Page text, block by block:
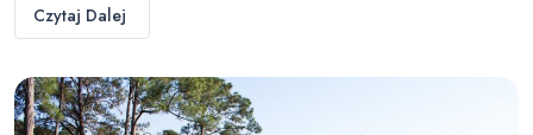
Czytaj Dalej